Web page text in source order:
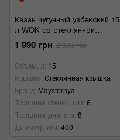
Казан чугунный узбекский 15
л WOK со стеклянной
крышкой "Maysternya"
1 990 грн 2 300 грн
Объем, л 15
Крышка Стеклянная крышка
Бренд Maysternya
Толщина стенки, мм 6
Толщина дна, мм 8
Диаметр, мм 400